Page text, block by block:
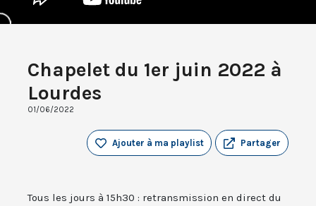
Chapelet du 1er juin 2022 à
Lourdes
01/06/2022
Partager
Ajouter à ma playlist
Tous les jours à 15h30 : retransmission en direct du